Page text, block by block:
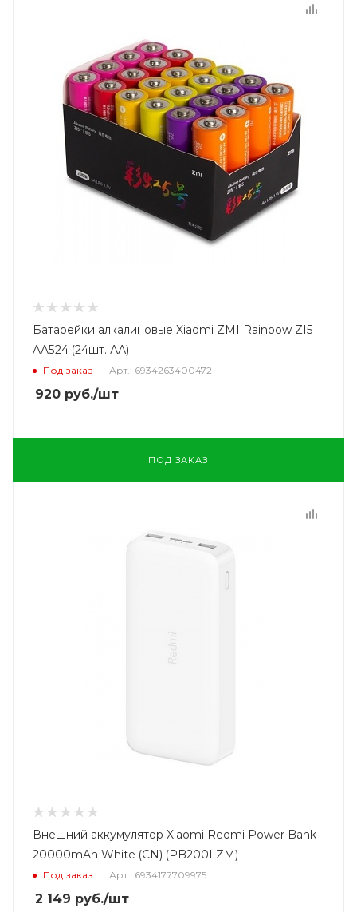
Батарейки алкалиновые Xiaomi ZMI Rainbow ZI5
AA524 (24шт. АА)
Под заказ Арт.: 6934263400472
920 руб./шт
ПОД ЗАКАЗ
Внешний аккумулятор Xiaomi Redmi Power Bank
20000mAh White (CN) (PB200LZM)
Под заказ Арт.: 6934177709975
2 149 руб./шт